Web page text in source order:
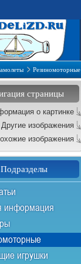
Резиномоторные
страницы
о картинке
Другие изображения
изображения
Подразделы
игрушки